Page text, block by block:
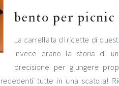
bento per picnic
La carrellata di ricette di
Invece erano la storia di
precisione per giungere
tutte in una scatola!